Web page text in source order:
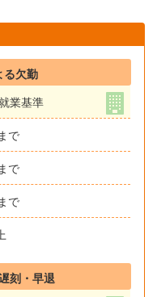
る欠勤
業基準
で
で
で
刻・早退